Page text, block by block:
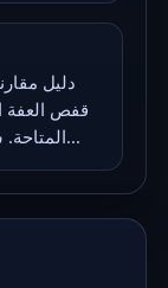
قفص العفة
المتاحة. سيساعدك هذا الدليل على مقارنة أنواع م...